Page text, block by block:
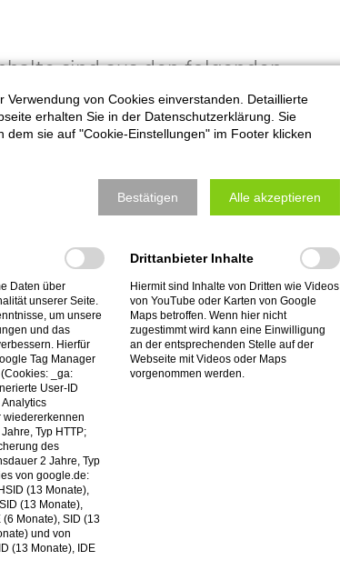
sind aus den folgenden
erstellt und zum
sind nicht barrierefrei.
sind wir bemüht, diese
PDF-Dateien barrierefei
auffallen, kontaktieren
von Cookies einverstanden. Detaillierte
erhalten Sie in der Datenschutzerklärung. Sie
sie auf "Cookie-Einstellungen" im Footer klicken
Bestätigen Alle akzeptieren
Daten über
unserer Seite.
um unsere
und das
Hierfür
Tag Manager
_ga:
User-ID
wiedererkennen
Typ HTTP;
des
2 Jahre, Typ
von google.de:
(13 Monate),
(13 Monate),
Monate), SID (13
und von
(13 Monate), IDE
Drittanbieter Inhalte
Hiermit sind Inhalte von Dritten wie Videos
von YouTube oder Karten von Google
Maps betroffen. Wenn hier nicht
zugestimmt wird kann eine Einwilligung
an der entsprechenden Stelle auf der
Webseite mit Videos oder Maps
vorgenommen werden.